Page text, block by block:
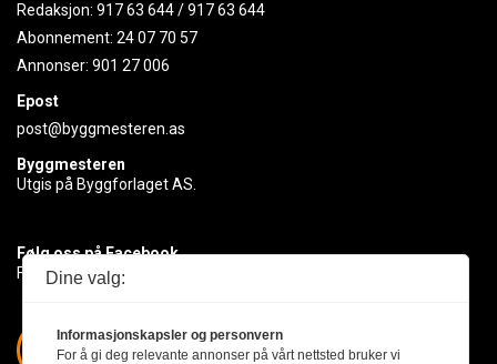
Redaksjon: 917 63 644/917 63 644
Abonnement: 24 07 70 57
Annonser: 901 27 006
Epost
post@byggmesteren.as
Byggmesteren
Utgis på Byggforlaget AS.
Følg oss på Facebook
Få med deg det siste innen byggebransjen
Dine valg:
Informasjonskapsler og personvern
For å gi deg relevante annonser på vårt nettsted bruker vi